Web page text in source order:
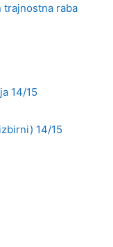
trajnostna raba
14/15
14/15